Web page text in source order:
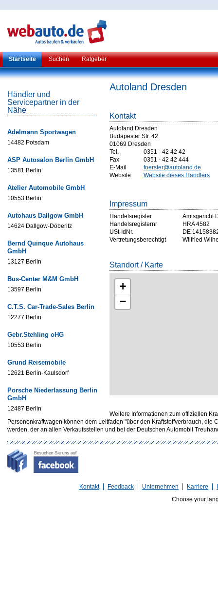
Startseite Suchen Ratgeber
Händler und
Servicepartner in der
Nähe
Adelmann Sportwagen
14482 Potsdam
ASP Autosalon Berlin GmbH
13581 Berlin
Atelier Automobile GmbH
10553 Berlin
Autohaus Dallgow GmbH
14624 Dallgow-Döberitz
Bernd Quinque Autohaus
GmbH
13127 Berlin
Bus-Center M&M GmbH
13597 Berlin
C.T.S. Car-Trade-Sales Berlin
12277 Berlin
Gebr.Stehling oHG
10553 Berlin
Grund Reisemobile
12621 Berlin-Kaulsdorf
Porsche Niederlassung Berlin
GmbH
12487 Berlin
Autoland Dresden
Kontakt
Autoland Dresden
Budapester Str. 42
01069 Dresden
Tel.
0351 - 42 42 42
Fax
0351 - 42 42 444
E-Mail
foerster@autoland.de
Website
Website dieses Händlers
Impressum
Handelsregister
Amtsgericht
Handelsregisternr
HRA 4582
USt-IdNr.
DE
Vertretungsberechtigt
Wilfried
Standort / Karte
+
−
Weitere Informationen zum offiziellen
Personenkraftwagen können dem Leitfaden "über den Kraftstoffverbrauch,
werden, der an allen Verkaufsstellen und bei der Deutschen Automobil
Kontakt Feedback Unternehmen Karriere
Choose your